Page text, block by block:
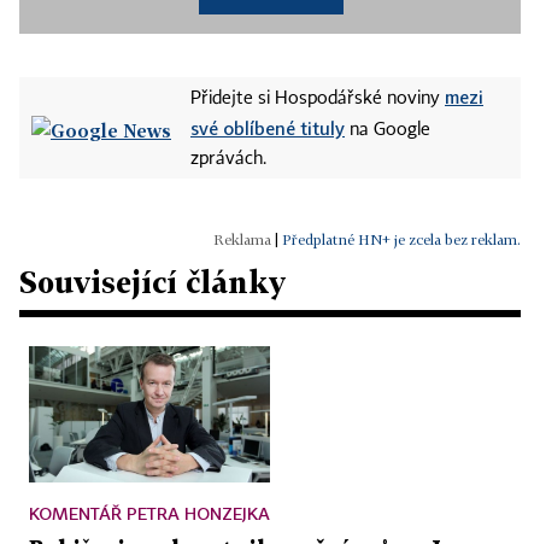
Přidejte si Hospodářské noviny mezi
své oblíbené tituly na Google
zprávách.
Předplatné HN+ je zcela bez reklam.
Související články
KOMENTÁŘ PETRA HONZEJKA